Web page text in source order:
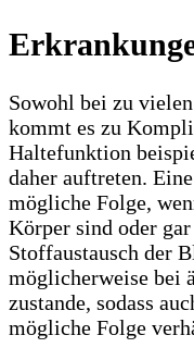
Sowohl bei zu
kommt es zu
Haltefunktion
daher auftreten.
mögliche Folge,
Körper sind oder
Stoffaustausch der
möglicherweise bei
zustande, sodass
mögliche Folge